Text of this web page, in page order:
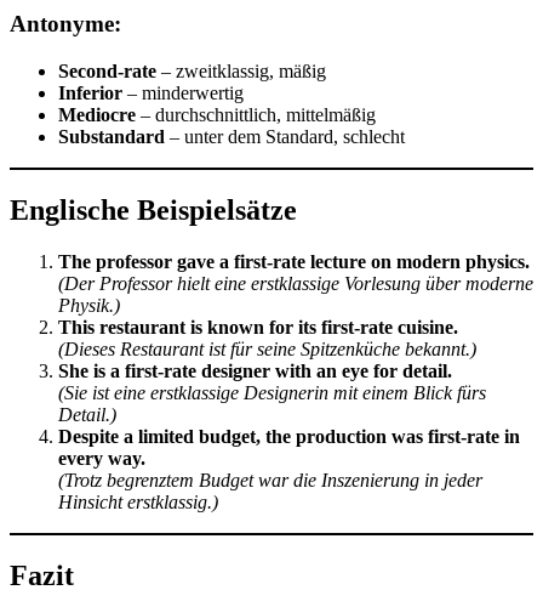
Antonyme:
Second-rate – zweitklassig, mäßig
Inferior – minderwertig
Mediocre – durchschnittlich, mittelmäßig
Substandard – unter dem Standard, schlecht
Englische Beispielsätze
The professor gave a first-rate lecture on modern physics.
(Der Professor hielt eine erstklassige Vorlesung über moderne
Physik.)
This restaurant is known for its first-rate cuisine.
(Dieses Restaurant ist für seine Spitzenküche bekannt.)
She is a first-rate designer with an eye for detail.
(Sie ist eine erstklassige Designerin mit einem Blick fürs
Detail.)
Despite a limited budget, the production was first-rate in
every way.
(Trotz begrenztem Budget war die Inszenierung in jeder
Hinsicht erstklassig.)
Fazit